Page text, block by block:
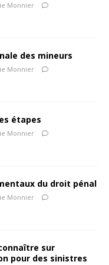
Monnier
des mineurs
Monnier
étapes
Monnier
du droit pénal
Monnier
sur
pour des sinistres